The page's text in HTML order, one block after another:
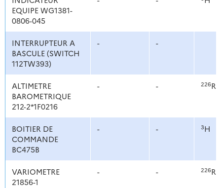
EQUIPE WG1381-
0806-045
INTERRUPTEUR A
BASCULE (SWITCH
112TW393)
- -
ALTIMETRE
BAROMETRIQUE
212-2*1F0216
- - 226Ra
BOITIER DE
COMMANDE
BC475B
- - 3H
VARIOMETRE
21856-1
- - 226Ra